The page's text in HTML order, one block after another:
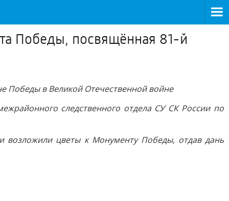
Победы, посвящённая 81-й
Победы в Великой Отечественной войне
следственного отдела СУ СК России по
возложили цветы к Монументу Победы, отдав дань